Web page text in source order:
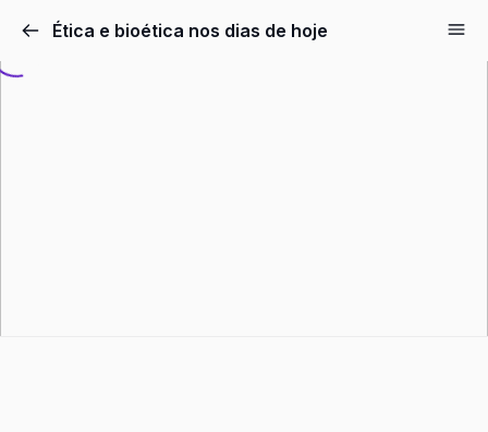
para
o
Ética e bioética nos dias de hoje